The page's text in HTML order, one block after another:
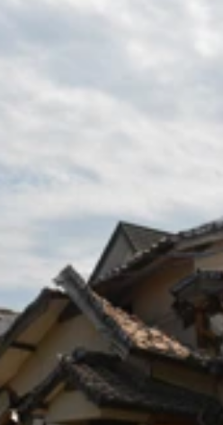
土砂災害を引き起こし、甚大